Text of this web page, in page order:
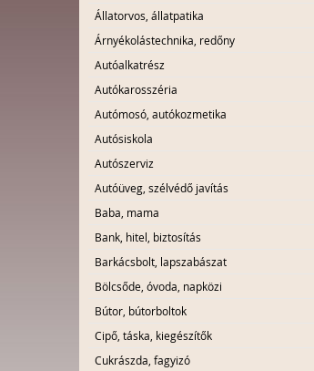
Állatorvos, állatpatika
Árnyékolástechnika, redőny
Autóalkatrész
Autókarosszéria
Autómosó, autókozmetika
Autósiskola
Autószerviz
Autóüveg, szélvédő javítás
Baba, mama
Bank, hitel, biztosítás
Barkácsbolt, lapszabászat
Bölcsőde, óvoda, napközi
Bútor, bútorboltok
Cipő, táska, kiegészítők
Cukrászda, fagyizó